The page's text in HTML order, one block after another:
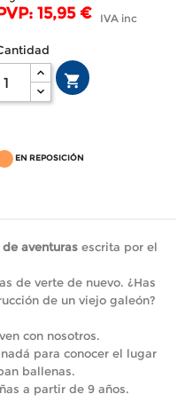
15,95 € IVA inc

EN REPOSICIÓN
aventuras escrita por el
de verte de nuevo. ¿Has
de un viejo galeón?
con nosotros.
para conocer el lugar
ballenas.
a partir de 9 años.